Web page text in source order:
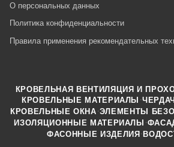
О персональных данных
Политика конфиденциальности
Правила применения рекомендательных
КРОВЕЛЬНАЯ ВЕНТИЛЯЦИЯ И
КРОВЕЛЬНЫЕ МАТЕРИАЛЫ ·
КРОВЕЛЬНЫЕ ОКНА ·ЭЛЕМЕНТЫ
ИЗОЛЯЦИОННЫЕ МАТЕРИАЛЫ ·
ФАСОННЫЕ ИЗДЕЛИЯ·